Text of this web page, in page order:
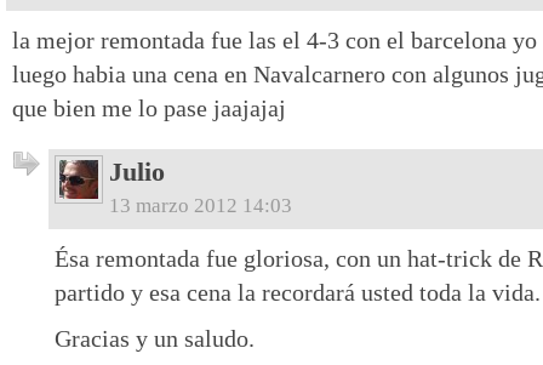
la mejor remontada fue las el 4-3 con el barcelona
luego habia una cena en Navalcarnero con algunos
que bien me lo pase jaajajaj
Julio
13 marzo 2012 14:03
Ésa remontada fue gloriosa, con un hat-trick de
partido y esa cena la recordará usted toda la vida.
Gracias y un saludo.